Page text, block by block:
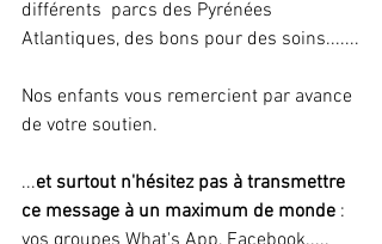
différents  parcs des Pyrénées
Atlantiques, des bons pour des soins.......
Nos enfants vous remercient par avance
de votre soutien.
...et surtout n'hésitez pas à transmettre
ce message à un maximum de monde :